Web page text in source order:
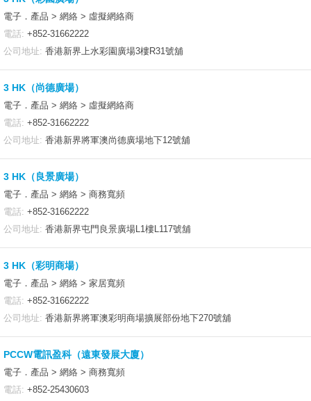
電子．產品 > 網絡 > 虛擬網絡商
電話: +852-31662222
公司地址: 香港新界上水彩園廣場3樓R31號舖
3 HK（尚德廣場）
電子．產品 > 網絡 > 虛擬網絡商
電話: +852-31662222
公司地址: 香港新界將軍澳尚德廣場地下12號舖
3 HK（良景廣場）
電子．產品 > 網絡 > 商務寬頻
電話: +852-31662222
公司地址: 香港新界屯門良景廣場L1樓L117號舖
3 HK（彩明商場）
電子．產品 > 網絡 > 家居寬頻
電話: +852-31662222
公司地址: 香港新界將軍澳彩明商場擴展部份地下270號舖
PCCW電訊盈科（遠東發展大廈）
電子．產品 > 網絡 > 商務寬頻
電話: +852-25430603